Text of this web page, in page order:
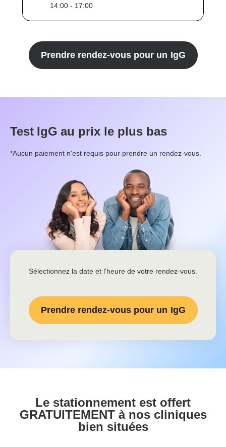
14:00 - 17:00
Prendre rendez-vous pour un IgG
Test IgG au prix le plus bas
*Aucun paiement n'est requis pour prendre un rendez-vous.
Sélectionnez la date et l'heure de votre rendez-vous.
Prendre rendez-vous pour un IgG
Le stationnement est offert
GRATUITEMENT à nos cliniques
bien situées